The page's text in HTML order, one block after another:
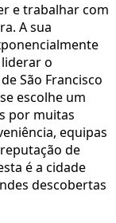
e trabalhar com
A sua
o
São Francisco
escolhe um
por muitas
equipas
de
é a cidade
descobertas